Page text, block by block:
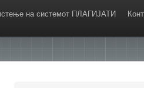
на системот ПЛАГИЈАТИ